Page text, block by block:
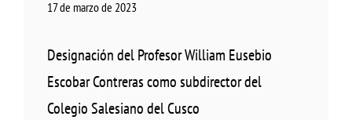
17 de marzo de 2023
Designación del Profesor William Eusebio
Escobar Contreras como subdirector del
Colegio Salesiano del Cusco